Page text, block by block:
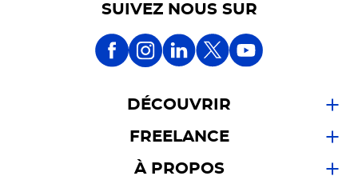
SUIVEZ NOUS SUR
DÉCOUVRIR
FREELANCE
À PROPOS